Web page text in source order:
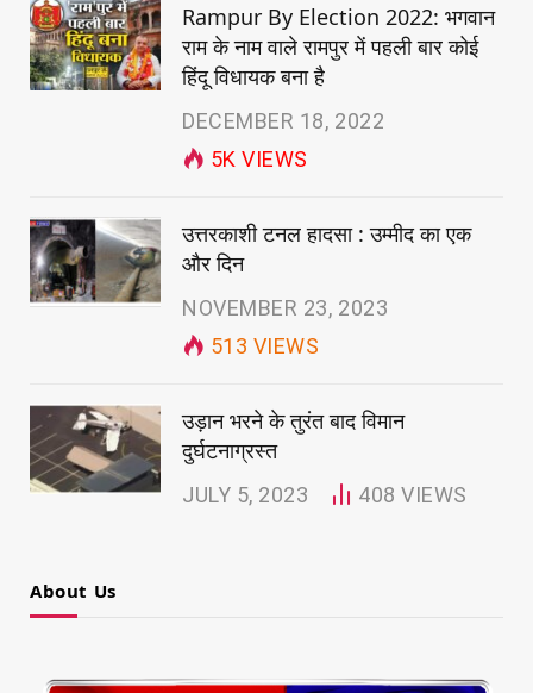
Rampur By Election 2022: भगवान
राम के नाम वाले रामपुर में पहली बार कोई
हिंदू विधायक बना है
DECEMBER 18, 2022
5KVIEWS
उत्तरकाशी टनल हादसा : उम्मीद का एक
और दिन
NOVEMBER 23, 2023
513 VIEWS
उड़ान भरने के तुरंत बाद विमान
दुर्घटनाग्रस्त
JULY 5, 2023 408VIEWS
About Us